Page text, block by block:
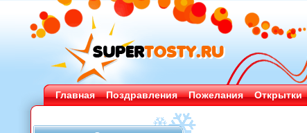
Главная Поздравления Пожелания Открытки